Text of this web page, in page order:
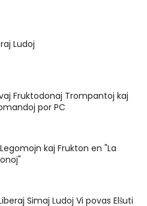
Ludoj
Fruktodonaj Trompantoj kaj
por PC
kaj Frukton en "La
Simaj Ludoj Vi povas Elŝuti